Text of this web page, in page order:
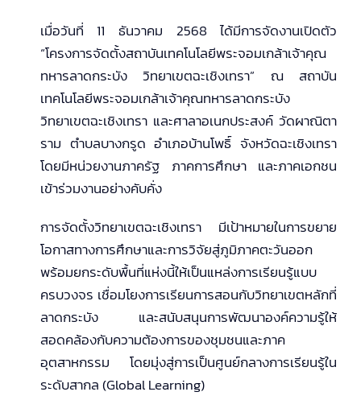
เมื่อวันที่ 11 ธันวาคม 2568 ได้มีการจัดงานเปิดตัว
“โครงการจัดตั้งสถาบันเทคโนโลยีพระจอมเกล้าเจ้าคุณ
ทหารลาดกระบัง วิทยาเขตฉะเชิงเทรา” ณ สถาบัน
เทคโนโลยีพระจอมเกล้าเจ้าคุณทหารลาดกระบัง
วิทยาเขตฉะเชิงเทรา และศาลาอเนกประสงค์ วัดผาณิตา
ราม ตำบลบางกรูด อำเภอบ้านโพธิ์ จังหวัดฉะเชิงเทรา
โดยมีหน่วยงานภาครัฐ ภาคการศึกษา และภาคเอกชน
เข้าร่วมงานอย่างคับคั่ง
การจัดตั้งวิทยาเขตฉะเชิงเทรา มีเป้าหมายในการขยาย
โอกาสทางการศึกษาและการวิจัยสู่ภูมิภาคตะวันออก
พร้อมยกระดับพื้นที่แห่งนี้ให้เป็นแหล่งการเรียนรู้แบบ
ครบวงจร เชื่อมโยงการเรียนการสอนกับวิทยาเขตหลักที่
ลาดกระบัง และสนับสนุนการพัฒนาองค์ความรู้ให้
สอดคล้องกับความต้องการของชุมชนและภาค
อุตสาหกรรม โดยมุ่งสู่การเป็นศูนย์กลางการเรียนรู้ใน
ระดับสากล (Global Learning)